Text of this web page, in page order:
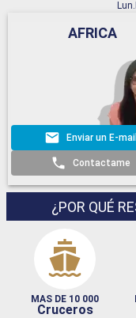
AFRICA
Enviar un E-mail
Contactame
¿POR QUÉ
MAS DE 10 000
Cruceros